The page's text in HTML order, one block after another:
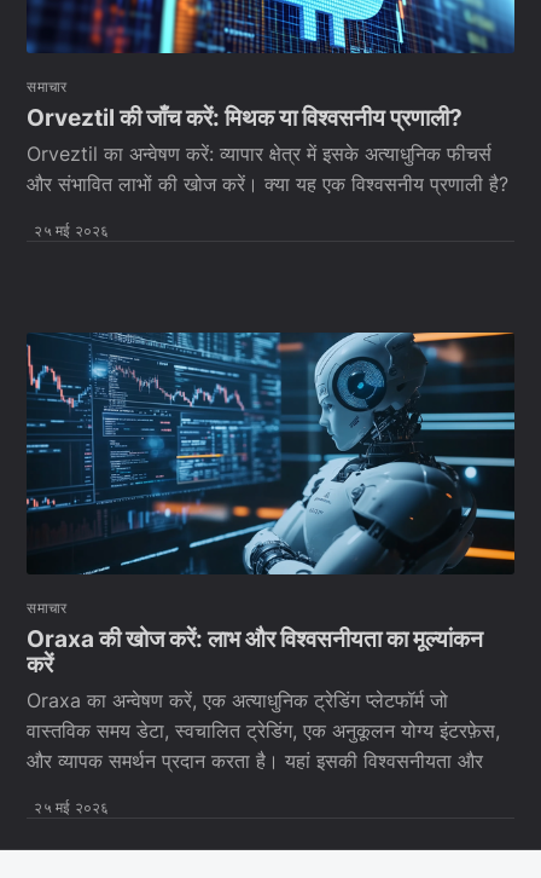
समाचार
Orveztil की जाँच करें: मिथक या विश्वसनीय प्रणाली?
Orveztil का अन्वेषण करें: व्यापार क्षेत्र में इसके अत्याधुनिक फीचर्स
और संभावित लाभों की खोज करें। क्या यह एक विश्वसनीय प्रणाली है?
२५ मई २०२६
समाचार
Oraxa की खोज करें: लाभ और विश्वसनीयता का मूल्यांकन
करें
Oraxa का अन्वेषण करें, एक अत्याधुनिक ट्रेडिंग प्लेटफॉर्म जो
वास्तविक समय डेटा, स्वचालित ट्रेडिंग, एक अनुकूलन योग्य इंटरफ़ेस,
और व्यापक समर्थन प्रदान करता है। यहां इसकी विश्वसनीयता और
२५ मई २०२६